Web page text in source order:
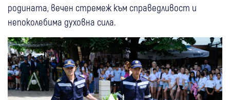
родината, вечен стремеж към справедливост и
непоколебима духовна сила.